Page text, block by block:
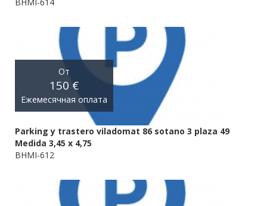
От
150 €
Ежемесячная оплата
Parking y trastero viladomat 86 sotano 3 plaza 49
Medida 3,45 x 4,75
BHMI-612